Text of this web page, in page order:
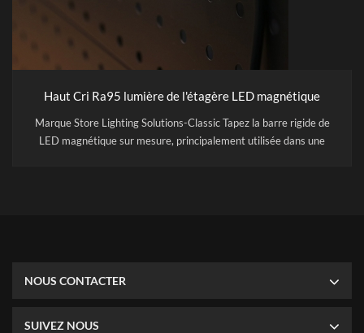
Haut Cri Ra95 lumière de l'étagère LED magnétique
Marque Store Lighting Solutions-Classic Tapez la barre rigide de
LED magnétique sur mesure, principalement utilisée dans une
NOUS CONTACTER
SUIVEZ NOUS